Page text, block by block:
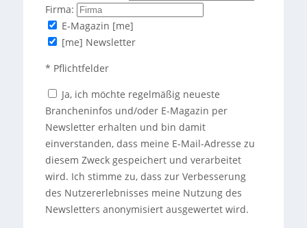
Firma:
E-Magazin [me]
[me] Newsletter
* Pflichtfelder
Ja, ich möchte regelmäßig neueste
Brancheninfos und/oder E-Magazin per
Newsletter erhalten und bin damit
einverstanden, dass meine E-Mail-Adresse zu
diesem Zweck gespeichert und verarbeitet
wird. Ich stimme zu, dass zur Verbesserung
des Nutzererlebnisses meine Nutzung des
Newsletters anonymisiert ausgewertet wird.